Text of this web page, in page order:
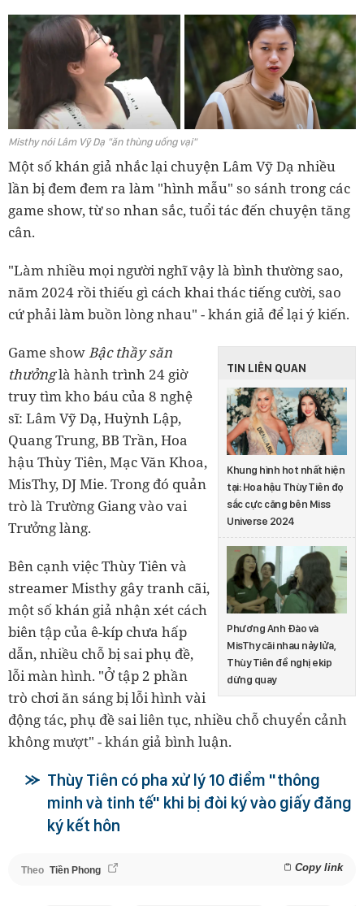
Misthy nói Lâm Vỹ Dạ "ăn thùng uống vại"
Một số khán giả nhắc lại chuyện Lâm Vỹ Dạ nhiều
lần bị đem đem ra làm "hình mẫu" so sánh trong các
game show, từ so nhan sắc, tuổi tác đến chuyện tăng
cân.
"Làm nhiều mọi người nghĩ vậy là bình thường sao,
năm 2024 rồi thiếu gì cách khai thác tiếng cười, sao
cứ phải làm buồn lòng nhau" - khán giả để lại ý kiến.
TIN LIÊN QUAN
Khung hình hot nhất hiện
tại: Hoa hậu Thùy Tiên đọ
sắc cực căng bên Miss
Universe 2024
Phương Anh Đào và
MisThy cãi nhau nảy lửa,
Thùy Tiên đề nghị ekip
dừng quay
Game showBậc thầy săn
thưởnglà hành trình 24 giờ
truy tìm kho báu của 8 nghệ
sĩ: Lâm Vỹ Dạ, Huỳnh Lập,
Quang Trung, BB Trần, Hoa
hậu Thùy Tiên, Mạc Văn Khoa,
MisThy, DJ Mie. Trong đó quản
trò là Trường Giang vào vai
Trưởng làng.
Bên cạnh việc Thùy Tiên và
streamer Misthy gây tranh cãi,
một số khán giả nhận xét cách
biên tập của ê-kíp chưa hấp
dẫn, nhiều chỗ bị sai phụ đề,
lỗi màn hình. "Ở tập 2 phần
trò chơi ăn sáng bị lỗi hình vài
động tác, phụ đề sai liên tục, nhiều chỗ chuyển cảnh
không mượt" - khán giả bình luận.
Thùy Tiên có pha xử lý 10 điểm "thông
minh và tinh tế" khi bị đòi ký vào giấy đăng
ký kết hôn
Theo Tiền Phong Copy link